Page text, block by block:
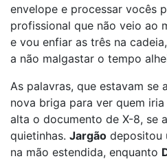
envelope e processar vocês
profissional que não veio ao
e vou enfiar as três na
a não malgastar o tempo
As palavras, que estavam se
nova briga para ver quem
alta o documento de X-8, se
quietinhas. Jargão depositou
na mão estendida, enquanto